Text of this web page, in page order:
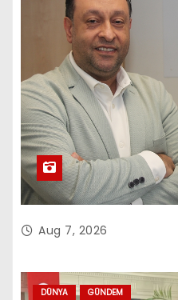
Aug 7, 2026
DÜNYA GÜNDEM